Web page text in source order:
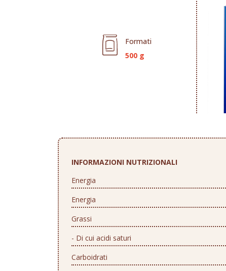
Formati
500 g
INFORMAZIONI NUTRIZIONALI
Energia
Energia
Grassi
- Di cui acidi saturi
Carboidrati